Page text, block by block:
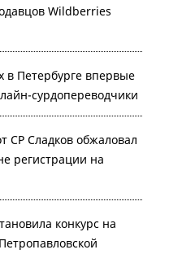
Wildberries
в Петербурге впервые
сурдопереводчики
СР Сладков обжаловал
регистрации на
конкурс на